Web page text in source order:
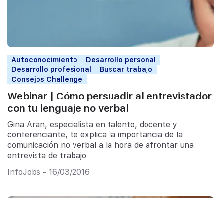
Autoconocimiento
Desarrollo personal
Desarrollo profesional
Buscar trabajo
Consejos Challenge
Webinar | Cómo persuadir al entrevistador
con tu lenguaje no verbal
Gina Aran, especialista en talento, docente y
conferenciante, te explica la importancia de la
comunicación no verbal a la hora de afrontar una
entrevista de trabajo
InfoJobs - 16/03/2016